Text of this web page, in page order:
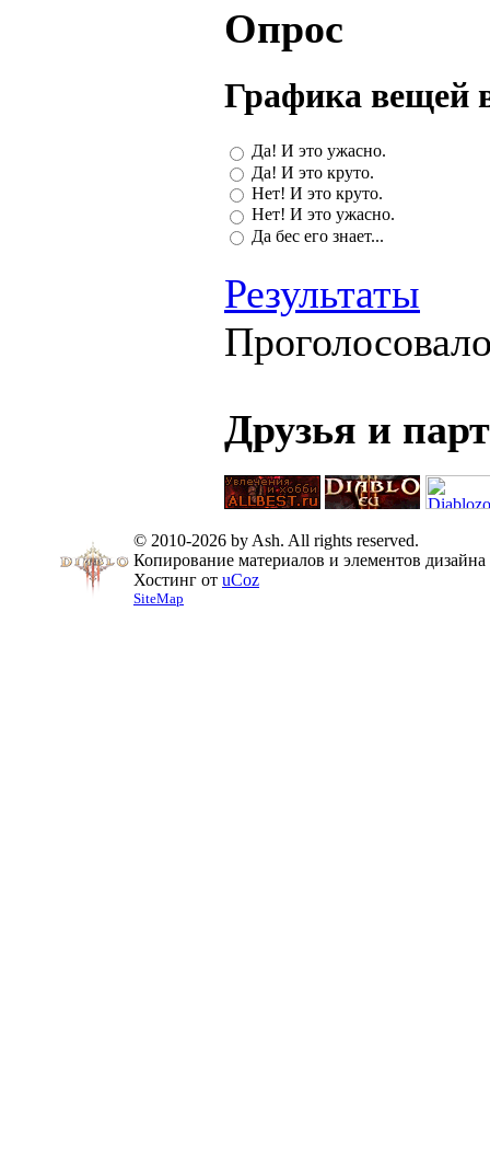
Опрос
Графика вещей
Да! И это ужасно.
Да! И это круто.
Нет! И это круто.
Нет! И это ужасно.
Да бес его знает...
Результаты
Друзья и
© 2010-2026 by Ash. All rights reserved.
Копирование материалов и элементов
Хостинг от uCoz
SiteMap